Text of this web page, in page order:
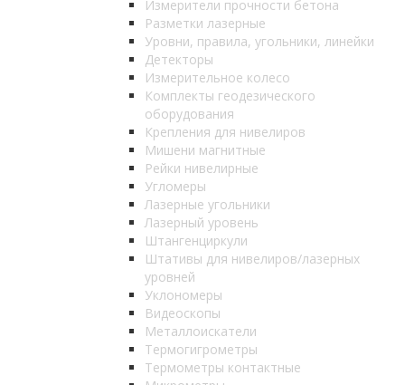
Измерители прочности бетона
Разметки лазерные
Уровни, правила, угольники, линейки
Детекторы
Измерительное колесо
Комплекты геодезического
оборудования
Крепления для нивелиров
Мишени магнитные
Рейки нивелирные
Угломеры
Лазерные угольники
Лазерный уровень
Штангенциркули
Штативы для нивелиров/лазерных
уровней
Уклономеры
Видеоскопы
Металлоискатели
Термогигрометры
Термометры контактные